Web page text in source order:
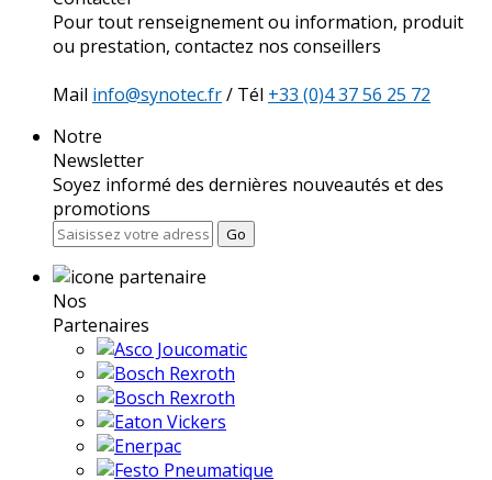
Pour tout renseignement ou information, produit
ou prestation, contactez nos conseillers
Mail info@synotec.fr/ Tél +33 (0)4 37 56 25 72
Notre
Newsletter
Soyez informé des dernières nouveautés et des
promotions
Go
Nos
Partenaires